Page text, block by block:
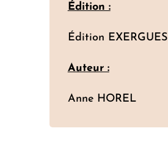
Édition :
Édition EXERGUES
Auteur :
Anne HOREL